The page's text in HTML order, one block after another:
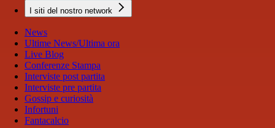
I siti del nostro network
News
Ultime News/Ultima ora
Live Blog
Conferenze Stampa
Interviste post partita
Interviste pre partita
Gossip e curiosità
Infortuni
Fantacalcio